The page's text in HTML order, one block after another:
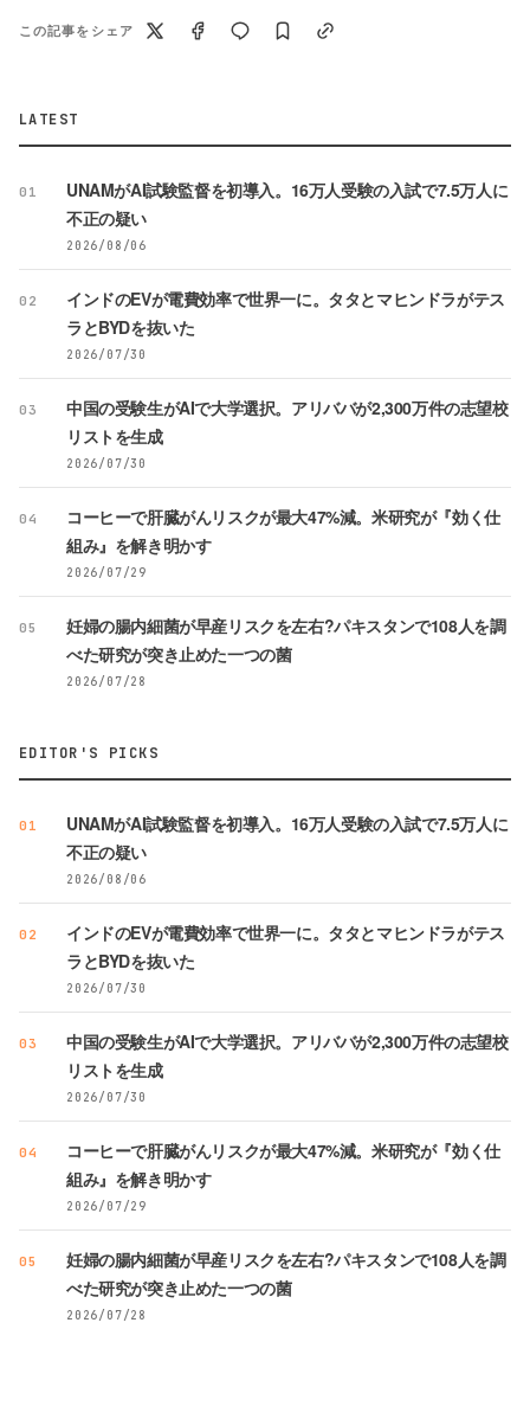
この記事をシェア
LATEST
01
UNAMがAI試験監督を初導入。16万人受験の入試で7.5万人に
不正の疑い
2026/08/06
02
インドのEVが電費効率で世界一に。タタとマヒンドラがテス
ラとBYDを抜いた
2026/07/30
03
中国の受験生がAIで大学選択。アリババが2,300万件の志望校
リストを生成
2026/07/30
04
コーヒーで肝臓がんリスクが最大47%減。米研究が『効く仕
組み』を解き明かす
2026/07/29
05
妊婦の腸内細菌が早産リスクを左右?パキスタンで108人を調
べた研究が突き止めた一つの菌
2026/07/28
EDITOR'S PICKS
01
UNAMがAI試験監督を初導入。16万人受験の入試で7.5万人に
不正の疑い
2026/08/06
02
インドのEVが電費効率で世界一に。タタとマヒンドラがテス
ラとBYDを抜いた
2026/07/30
03
中国の受験生がAIで大学選択。アリババが2,300万件の志望校
リストを生成
2026/07/30
04
コーヒーで肝臓がんリスクが最大47%減。米研究が『効く仕
組み』を解き明かす
2026/07/29
05
妊婦の腸内細菌が早産リスクを左右?パキスタンで108人を調
べた研究が突き止めた一つの菌
2026/07/28